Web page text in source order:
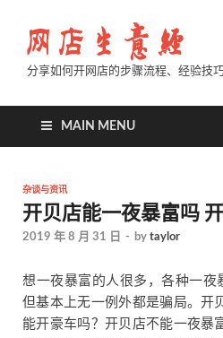
分享如何开网店的步骤流程、经验技
MAIN MENU
杂谈与资讯
开贝店能一夜暴富吗
2019 年 8 月 31 日 - by taylor
想一夜暴富的人很多，各种一夜
但基本上无一例外都是骗局。开
能开豪车吗？开贝店不能一夜暴